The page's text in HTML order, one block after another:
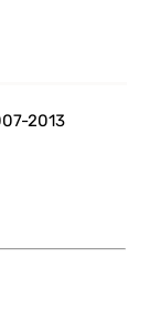
2013